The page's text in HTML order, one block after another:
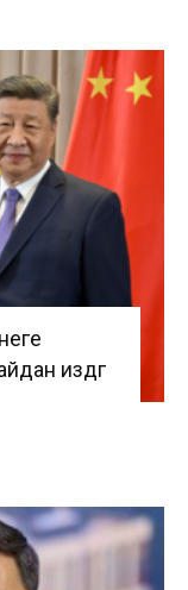
издөөгө